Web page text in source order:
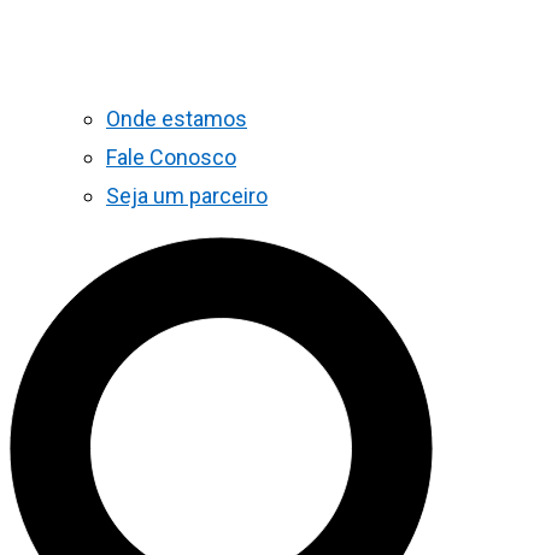
Onde estamos
Fale Conosco
Seja um parceiro